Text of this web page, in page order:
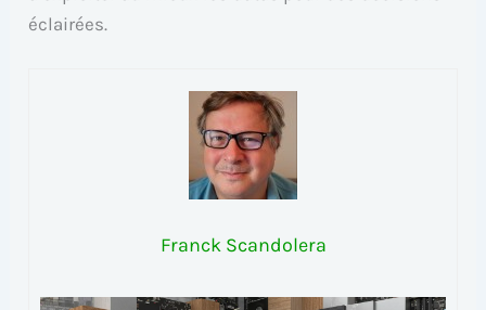
éclairées.
Franck Scandolera